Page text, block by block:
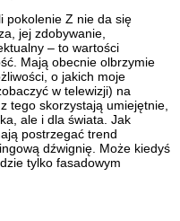
pokolenie Z nie da się
jej zdobywanie,
– to wartości
Mają obecnie olbrzymie
o jakich moje
w telewizji) na
tego skorzystają umiejętnie,
ale i dla świata. Jak
postrzegać trend
dźwignię. Może kiedyś
tylko fasadowym